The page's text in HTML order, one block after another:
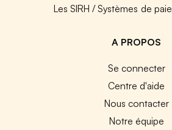
Les SIRH / Systèmes de
A PROPOS
Se connecter
Centre d'aide
Nous contacter
Notre équipe